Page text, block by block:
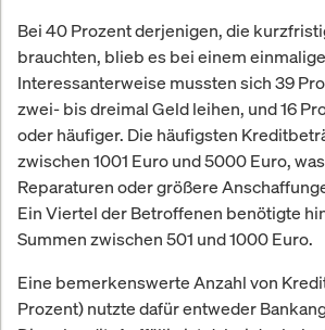
Bei 40 Prozent derjenigen, die
brauchten, blieb es bei einem
Interessanterweise mussten sich 39
zwei- bis dreimal Geld leihen, und 16
oder häufiger. Die häufigsten
zwischen 1001 Euro und 5000 Euro,
Reparaturen oder größere
Ein Viertel der Betroffenen benötigte
Summen zwischen 501 und 1000 Euro.
Eine bemerkenswerte Anzahl von
Prozent) nutzte dafür entweder